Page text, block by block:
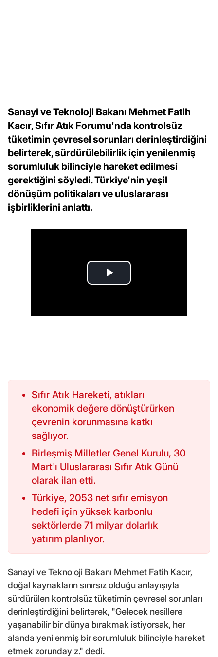
Sanayi ve Teknoloji Bakanı Mehmet Fatih
Kacır, Sıfır Atık Forumu'nda kontrolsüz
tüketimin çevresel sorunları derinleştirdiğini
belirterek, sürdürülebilirlik için yenilenmiş
sorumluluk bilinciyle hareket edilmesi
gerektiğini söyledi. Türkiye'nin yeşil
dönüşüm politikaları ve uluslararası
işbirliklerini anlattı.
Sıfır Atık Hareketi, atıkları
ekonomik değere dönüştürürken
çevrenin korunmasına katkı
sağlıyor.
Birleşmiş Milletler Genel Kurulu, 30
Mart'ı Uluslararası Sıfır Atık Günü
olarak ilan etti.
Türkiye, 2053 net sıfır emisyon
hedefi için yüksek karbonlu
sektörlerde 71 milyar dolarlık
yatırım planlıyor.
Sanayi ve Teknoloji Bakanı Mehmet Fatih Kacır,
doğal kaynakların sınırsız olduğu anlayışıyla
sürdürülen kontrolsüz tüketimin çevresel sorunları
derinleştirdiğini belirterek, "Gelecek nesillere
yaşanabilir bir dünya bırakmak istiyorsak, her
alanda yenilenmiş bir sorumluluk bilinciyle hareket
etmek zorundayız." dedi.